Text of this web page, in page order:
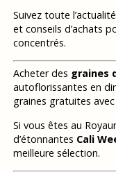
Suivez toute
et conseils d’achats
concentrés.
Acheter des graines
autoflorissantes en
graines gratuites
Si vous êtes au
d’étonnantes Cali
meilleure sélection.